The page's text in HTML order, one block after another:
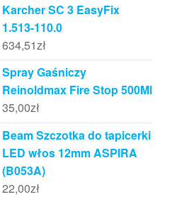
Karcher SC 3 EasyFix
1.513-110.0
634,51zł
Spray Gaśniczy
Reinoldmax Fire Stop 500Ml
35,00zł
Beam Szczotka do tapicerki
LED włos 12mm ASPIRA
(B053A)
22,00zł